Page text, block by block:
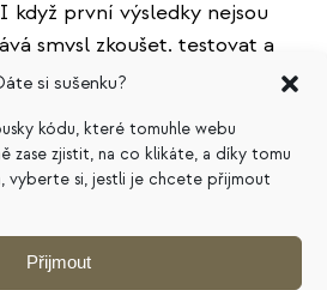
si sušenku?
kódu, které tomuhle webu
zase zjistit, na co klikáte, a díky tomu
vyberte si, jestli je chcete přijmout
Přijmout
když první výsledky nejsou
smysl zkoušet, testovat a
je zejména tam, kde je
návody a/nebo
je lepší svěřit
zkušenosti jste s natáčením